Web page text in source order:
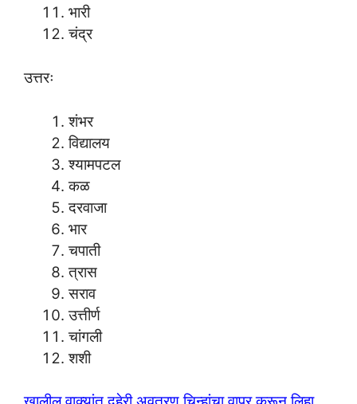
भारी
चंद्र
उत्तरः
शंभर
विद्यालय
श्यामपटल
कळ
दरवाजा
भार
चपाती
त्रास
सराव
उत्तीर्ण
चांगली
शशी